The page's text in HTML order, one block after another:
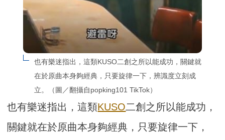
也有樂迷指出，這類KUSO二創之所以能成功，關鍵就
在於原曲本身夠經典，只要旋律一下，辨識度立刻成
立。（圖／翻攝自popking101 TikTok）
也有樂迷指出，這類KUSO二創之所以能成功，
關鍵就在於原曲本身夠經典，只要旋律一下，